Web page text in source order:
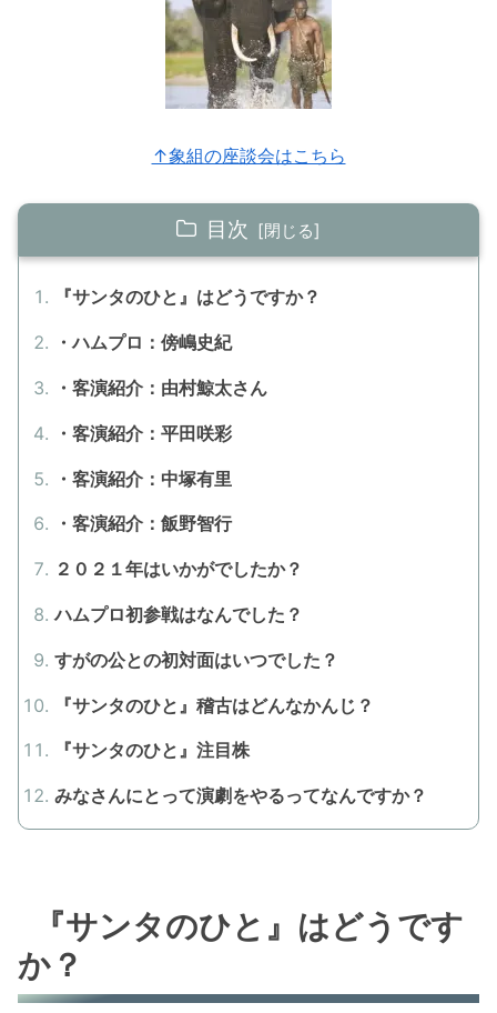
↑象組の座談会はこちら
目次
『サンタのひと』はどうですか？
・ハムプロ：傍嶋史紀
・客演紹介：由村鯨太さん
・客演紹介：平田咲彩
・客演紹介：中塚有里
・客演紹介：飯野智行
２０２１年はいかがでしたか？
ハムプロ初参戦はなんでした？
すがの公との初対面はいつでした？
『サンタのひと』稽古はどんなかんじ？
『サンタのひと』注目株
みなさんにとって演劇をやるってなんですか？
『サンタのひと』はどうです
か？